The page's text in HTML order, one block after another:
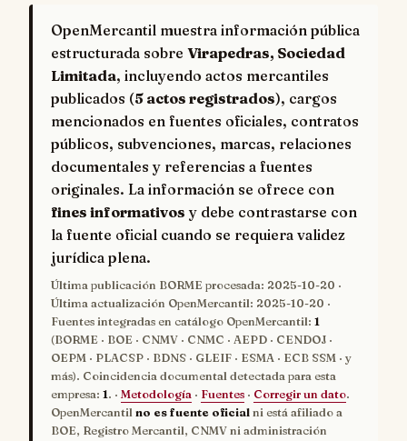
OpenMercantil muestra información pública
estructurada sobre Virapedras, Sociedad
Limitada, incluyendo actos mercantiles
publicados (5 actos registrados), cargos
mencionados en fuentes oficiales, contratos
públicos, subvenciones, marcas, relaciones
documentales y referencias a fuentes
originales. La información se ofrece con
fines informativos y debe contrastarse con
la fuente oficial cuando se requiera validez
jurídica plena.
Última publicación BORME procesada: 2025-10-20 ·
Última actualización OpenMercantil: 2025-10-20 ·
Fuentes integradas en catálogo OpenMercantil: 1
(BORME · BOE · CNMV · CNMC · AEPD · CENDOJ ·
OEPM · PLACSP · BDNS · GLEIF · ESMA · ECB SSM · y
más). Coincidencia documental detectada para esta
empresa: 1. · Metodología · Fuentes · Corregir un dato.
OpenMercantil no es fuente oficial ni está afiliado a
BOE, Registro Mercantil, CNMV ni administración